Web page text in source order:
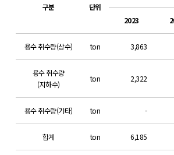
구분 단위
2023
용수 취수량(상수) ton 3,863
용수 취수량
(지하수)
ton 2,322
용수 취수량(기타) ton -
합계 ton 6,185